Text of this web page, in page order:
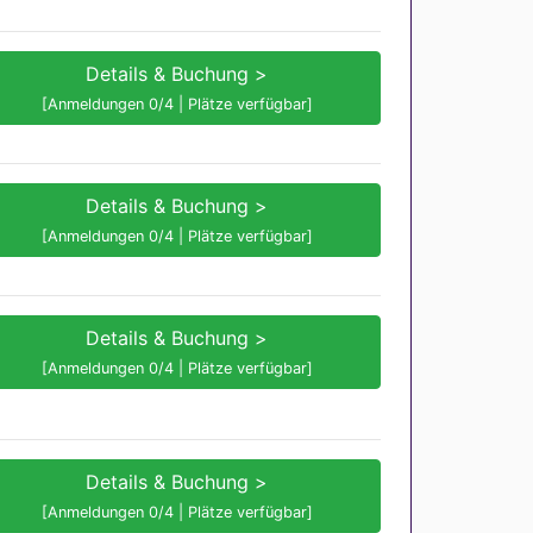
Details & Buchung >
[Anmeldungen 0/4 | Plätze verfügbar]
Details & Buchung >
[Anmeldungen 0/4 | Plätze verfügbar]
Details & Buchung >
[Anmeldungen 0/4 | Plätze verfügbar]
Details & Buchung >
[Anmeldungen 0/4 | Plätze verfügbar]